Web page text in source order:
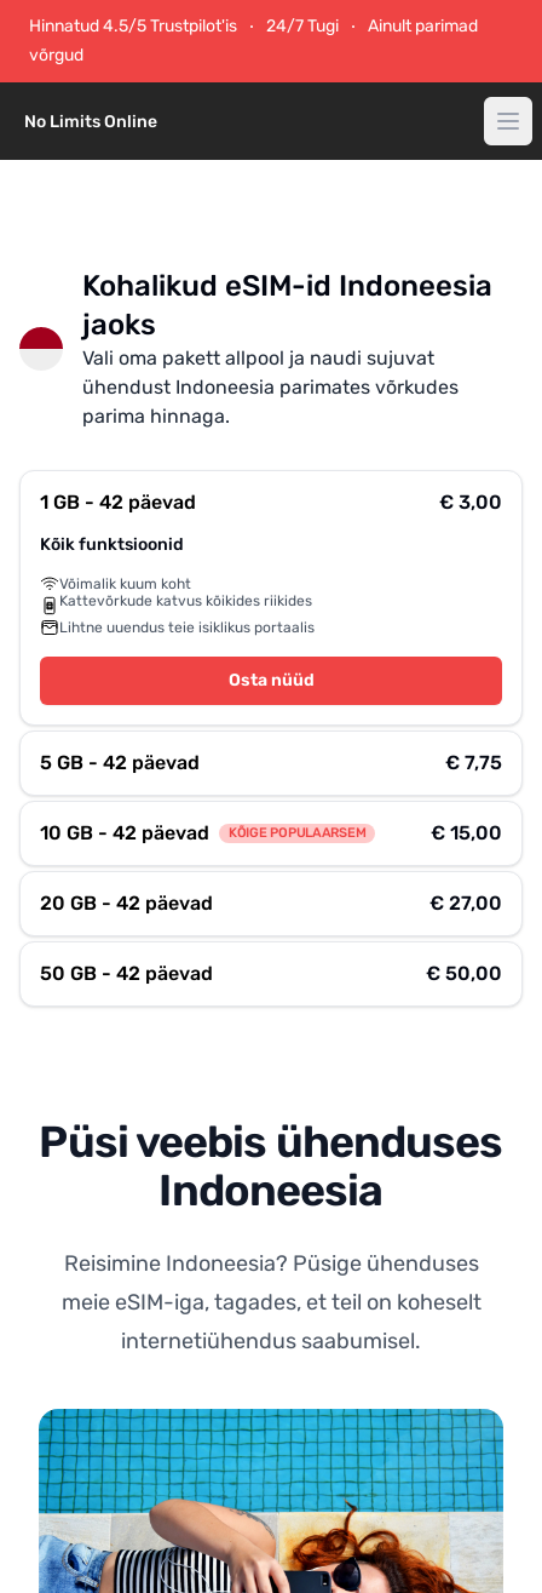
Hinnatud 4.5/5 Trustpilot'is 24/7 Tugi
Ainult parimad
võrgud
No Limits Online
Kohalikud eSIM-id Indoneesia
jaoks
Vali oma pakett allpool ja naudi sujuvat
ühendust Indoneesia parimates võrkudes
parima hinnaga.
1 GB - 42 päevad € 3,00
Kõik funktsioonid
Võimalik kuum koht
Kattevõrkude katvus kõikides riikides
Lihtne uuendus teie isiklikus portaalis
Osta nüüd
5 GB - 42 päevad € 7,75
10 GB - 42 päevad KÕIGE POPULAARSEM € 15,00
20 GB - 42 päevad € 27,00
50 GB - 42 päevad € 50,00
Püsi veebis ühenduses
Indoneesia
Reisimine Indoneesia? Püsige ühenduses
meie eSIM-iga, tagades, et teil on koheselt
internetiühendus saabumisel.